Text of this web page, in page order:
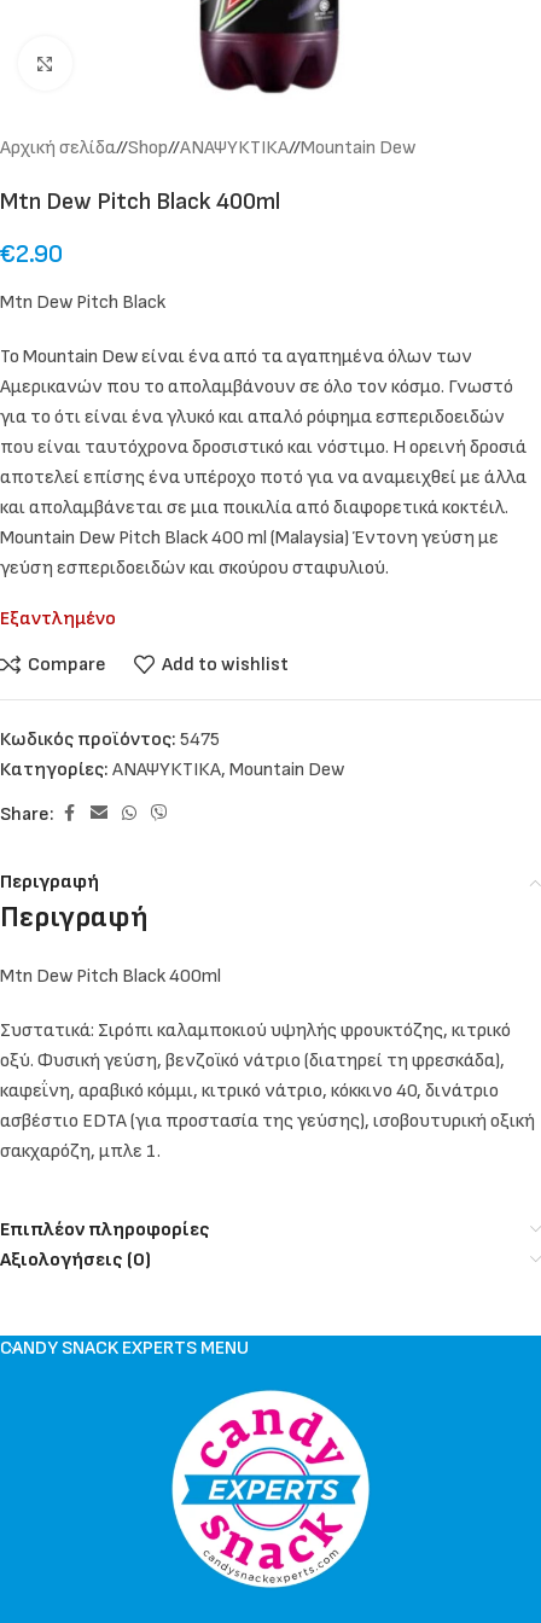
Αρχική σελίδα/ Shop/ ΑΝΑΨΥΚΤΙΚΑ/ Mountain Dew
Mtn Dew Pitch Black 400ml
€2.90
Mtn Dew Pitch Black
Το Mountain Dew είναι ένα από τα αγαπημένα όλων των
Αμερικανών που το απολαμβάνουν σε όλο τον κόσμο. Γνωστό
για το ότι είναι ένα γλυκό και απαλό ρόφημα εσπεριδοειδών
που είναι ταυτόχρονα δροσιστικό και νόστιμο. Η ορεινή δροσιά
αποτελεί επίσης ένα υπέροχο ποτό για να αναμειχθεί με άλλα
και απολαμβάνεται σε μια ποικιλία από διαφορετικά κοκτέιλ.
Mountain Dew Pitch Black 400 ml (Malaysia) Έντονη γεύση με
γεύση εσπεριδοειδών και σκούρου σταφυλιού.
Εξαντλημένο
Compare
Add to wishlist
Κωδικός προϊόντος: 5475
Κατηγορίες: ΑΝΑΨΥΚΤΙΚΑ, Mountain Dew
Share:
Περιγραφή
Περιγραφή
Mtn Dew Pitch Black 400ml
Συστατικά: Σιρόπι καλαμποκιού υψηλής φρουκτόζης, κιτρικό
οξύ. Φυσική γεύση, βενζοϊκό νάτριο (διατηρεί τη φρεσκάδα),
καφεΐνη, αραβικό κόμμι, κιτρικό νάτριο, κόκκινο 40, δινάτριο
ασβέστιο EDTA (για προστασία της γεύσης), ισοβουτυρική οξική
σακχαρόζη, μπλε 1.
Επιπλέον πληροφορίες
Αξιολογήσεις (0)
CANDY SNACK EXPERTS MENU